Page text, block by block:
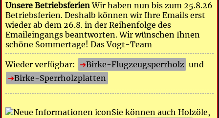
Unsere BetriebsferienWir haben nun bis zum 25.8.26
Betriebsferien. Deshalb können wir Ihre Emails erst
wieder ab dem 26.8. in der Reihenfolge des
Emaileingangs beantworten. Wir wünschen Ihnen
schöne Sommertage! Das Vogt-Team
Wieder verfügbar: Birke-Flugzeugsperrholz und
Birke-Sperrholzplatten
Sie können auch Holzöle,